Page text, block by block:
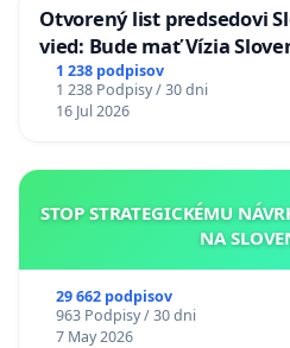
Otvorený list predsedovi
vied: Bude mať Vízia
chrbticu?
1 238 podpisov
1 238 Podpisy / 30 dni
16 Jul 2026
STOP STRATEGICKÉMU
NA
29 662 podpisov
963 Podpisy / 30 dni
7 May 2026